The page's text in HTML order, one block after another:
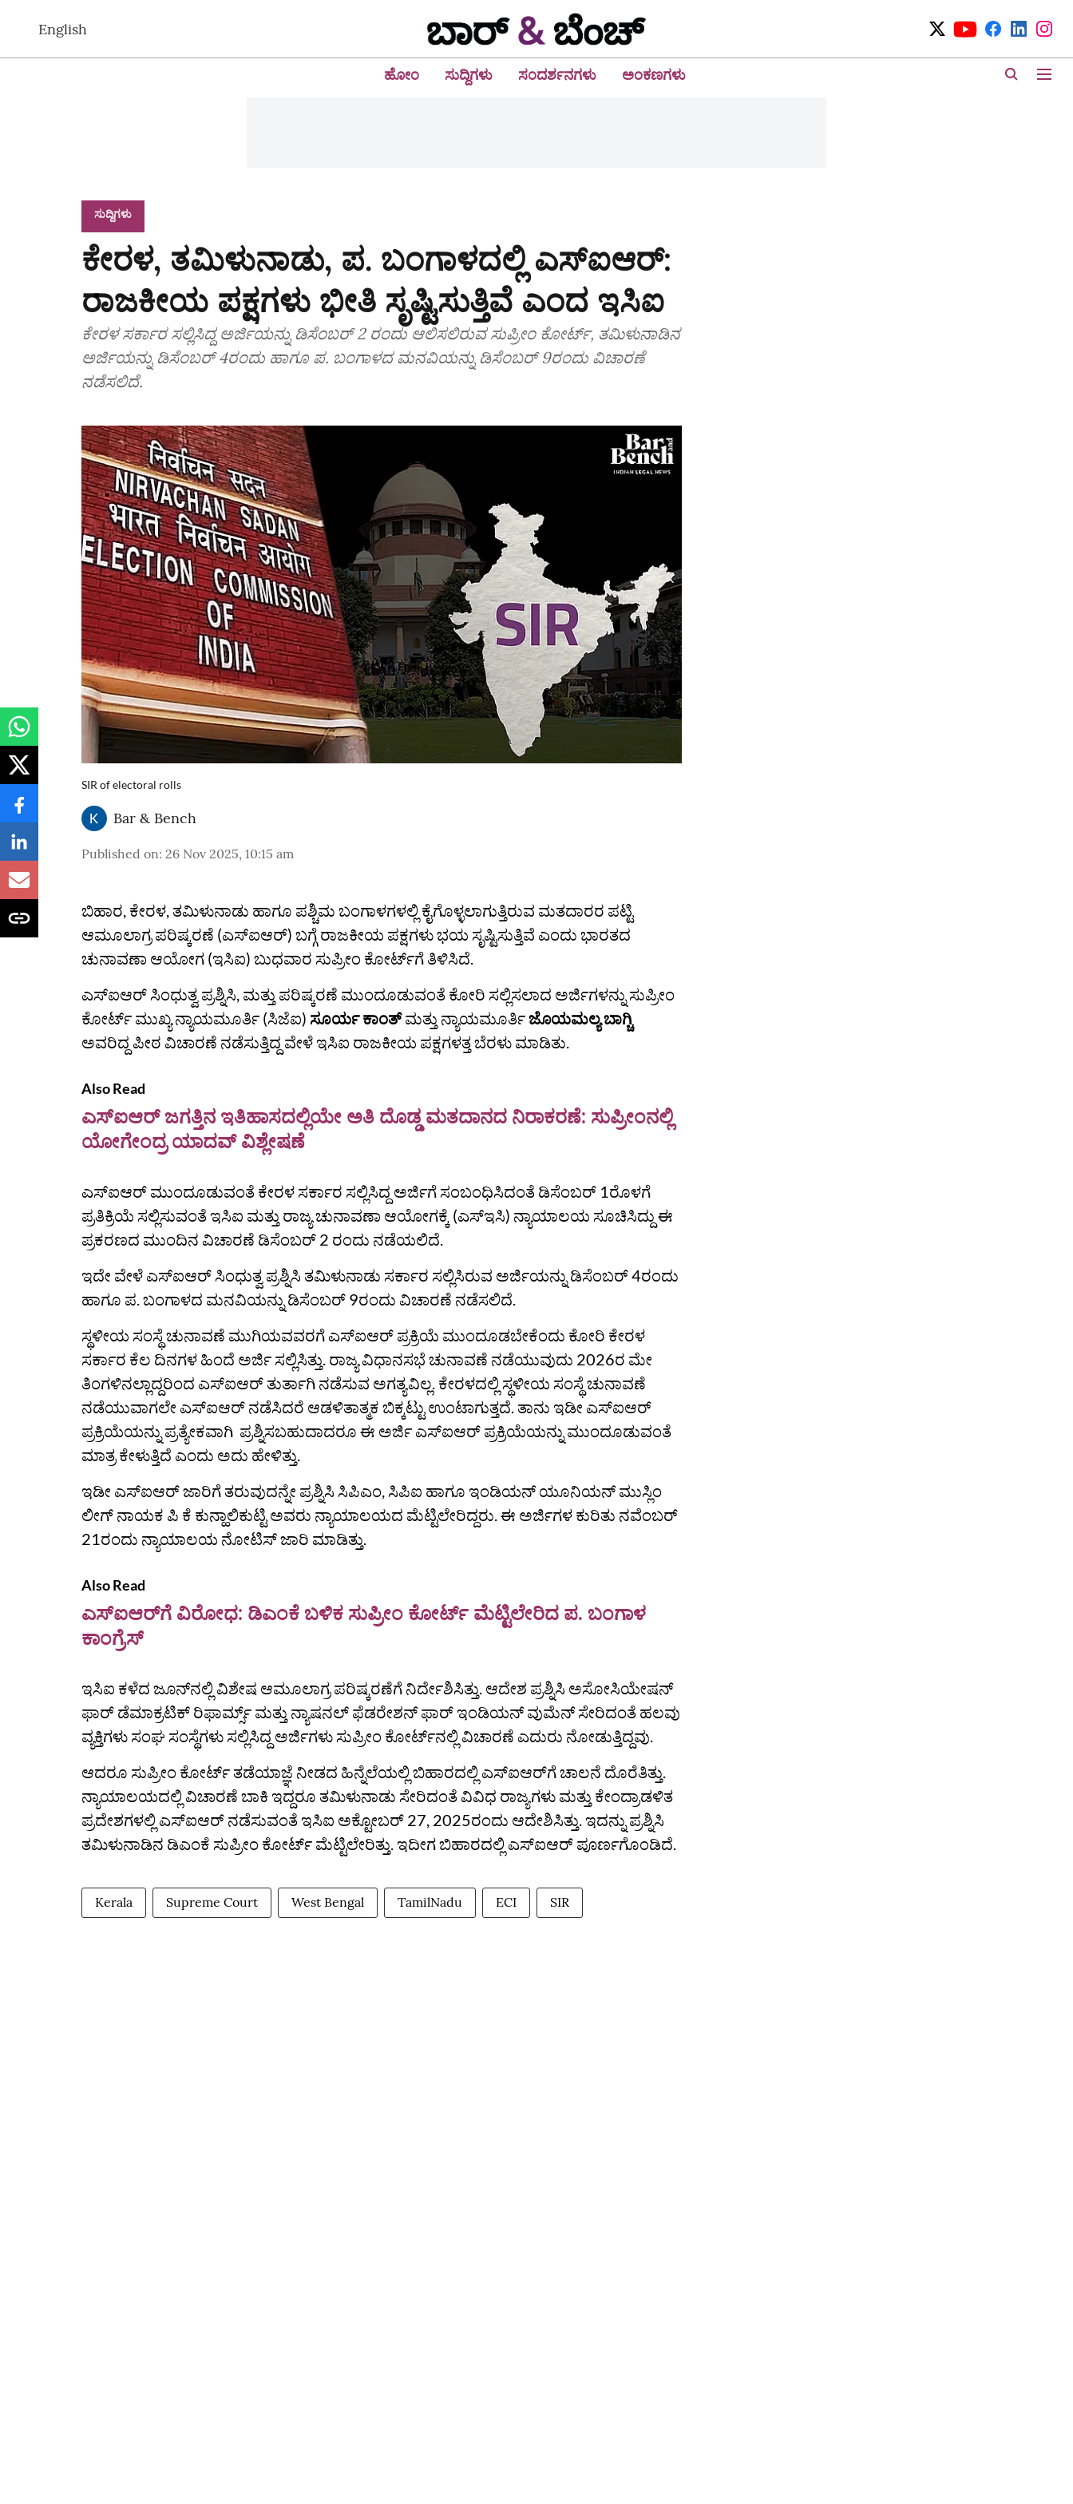
English
ಹೋಂ ಸುದ್ದಿಗಳು ಸಂದರ್ಶನಗಳು ಅಂಕಣಗಳು
ಸುದ್ದಿಗಳು
ಕೇರಳ, ತಮಿಳುನಾಡು, ಪ. ಬಂಗಾಳದಲ್ಲಿ ಎಸ್ಐಆರ್:
ರಾಜಕೀಯ ಪಕ್ಷಗಳು ಭೀತಿ ಸೃಷ್ಟಿಸುತ್ತಿವೆ ಎಂದ ಇಸಿಐ
ಕೇರಳ ಸರ್ಕಾರ ಸಲ್ಲಿಸಿದ್ದ ಅರ್ಜಿಯನ್ನು ಡಿಸೆಂಬರ್ 2 ರಂದು ಆಲಿಸಲಿರುವ ಸುಪ್ರೀಂ ಕೋರ್ಟ್, ತಮಿಳುನಾಡಿನ
ಅರ್ಜಿಯನ್ನು ಡಿಸೆಂಬರ್ 4ರಂದು ಹಾಗೂ ಪ. ಬಂಗಾಳದ ಮನವಿಯನ್ನು ಡಿಸೆಂಬರ್ 9ರಂದು ವಿಚಾರಣೆ
ನಡೆಸಲಿದೆ.
SIR of electoral rolls
Bar & Bench
Published on: 26 Nov 2025, 10:15 am
ಬಿಹಾರ, ಕೇರಳ, ತಮಿಳುನಾಡು ಹಾಗೂ ಪಶ್ಚಿಮ ಬಂಗಾಳಗಳಲ್ಲಿ ಕೈಗೊಳ್ಳಲಾಗುತ್ತಿರುವ ಮತದಾರರ ಪಟ್ಟಿ
ಆಮೂಲಾಗ್ರ ಪರಿಷ್ಕರಣೆ (ಎಸ್‌ಐಆರ್‌) ಬಗ್ಗೆ ರಾಜಕೀಯ ಪಕ್ಷಗಳು ಭಯ ಸೃಷ್ಟಿಸುತ್ತಿವೆ ಎಂದು ಭಾರತದ
ಚುನಾವಣಾ ಆಯೋಗ (ಇಸಿಐ) ಬುಧವಾರ ಸುಪ್ರೀಂ ಕೋರ್ಟ್‌ಗೆ ತಿಳಿಸಿದೆ.
ಎಸ್‌ಐಆರ್‌ ಸಿಂಧುತ್ವ ಪ್ರಶ್ನಿಸಿ, ಮತ್ತು ಪರಿಷ್ಕರಣೆ ಮುಂದೂಡುವಂತೆ ಕೋರಿ ಸಲ್ಲಿಸಲಾದ ಅರ್ಜಿಗಳನ್ನು ಸುಪ್ರೀಂ
ಕೋರ್ಟ್‌ ಮುಖ್ಯ ನ್ಯಾಯಮೂರ್ತಿ (ಸಿಜೆಐ) ಸೂರ್ಯ ಕಾಂತ್ಮತ್ತು ನ್ಯಾಯಮೂರ್ತಿಜೊಯಮಲ್ಯ ಬಾಗ್ಚಿ
ಅವರಿದ್ದ ಪೀಠ ವಿಚಾರಣೆ ನಡೆಸುತ್ತಿದ್ದ ವೇಳೆ ಇಸಿಐ ರಾಜಕೀಯ ಪಕ್ಷಗಳತ್ತ ಬೆರಳು ಮಾಡಿತು.
Also Read
ಎಸ್‌ಐಆರ್‌ ಜಗತ್ತಿನ ಇತಿಹಾಸದಲ್ಲಿಯೇ ಅತಿ ದೊಡ್ಡ ಮತದಾನದ ನಿರಾಕರಣೆ: ಸುಪ್ರೀಂನಲ್ಲಿ
ಯೋಗೇಂದ್ರ ಯಾದವ್‌ ವಿಶ್ಲೇಷಣೆ
ಎಸ್ಐಆರ್ ಮುಂದೂಡುವಂತೆ ಕೇರಳ ಸರ್ಕಾರ ಸಲ್ಲಿಸಿದ್ದ ಅರ್ಜಿಗೆ ಸಂಬಂಧಿಸಿದಂತೆ ಡಿಸೆಂಬರ್ 1ರೊಳಗೆ
ಪ್ರತಿಕ್ರಿಯೆ ಸಲ್ಲಿಸುವಂತೆ ಇಸಿಐ ಮತ್ತು ರಾಜ್ಯ ಚುನಾವಣಾ ಆಯೋಗಕ್ಕೆ (ಎಸ್ಇಸಿ) ನ್ಯಾಯಾಲಯ ಸೂಚಿಸಿದ್ದು ಈ
ಪ್ರಕರಣದ ಮುಂದಿನ ವಿಚಾರಣೆ ಡಿಸೆಂಬರ್ 2 ರಂದು ನಡೆಯಲಿದೆ.
ಇದೇ ವೇಳೆ ಎಸ್‌ಐಆರ್‌ ಸಿಂಧುತ್ವ ಪ್ರಶ್ನಿಸಿ ತಮಿಳುನಾಡು ಸರ್ಕಾರ ಸಲ್ಲಿಸಿರುವ ಅರ್ಜಿಯನ್ನು ಡಿಸೆಂಬರ್ 4ರಂದು
ಹಾಗೂ ಪ. ಬಂಗಾಳದ ಮನವಿಯನ್ನು ಡಿಸೆಂಬರ್ 9ರಂದು ವಿಚಾರಣೆ ನಡೆಸಲಿದೆ.
ಸ್ಥಳೀಯ ಸಂಸ್ಥೆ ಚುನಾವಣೆ ಮುಗಿಯವವರಗೆ ಎಸ್‌ಐಆರ್‌ ಪ್ರಕ್ರಿಯೆ ಮುಂದೂಡಬೇಕೆಂದು ಕೋರಿ ಕೇರಳ
ಸರ್ಕಾರ ಕೆಲ ದಿನಗಳ ಹಿಂದೆ ಅರ್ಜಿ ಸಲ್ಲಿಸಿತ್ತು. ರಾಜ್ಯ ವಿಧಾನಸಭೆ ಚುನಾವಣೆ ನಡೆಯುವುದು 2026ರ ಮೇ
ತಿಂಗಳಿನಲ್ಲಾದ್ದರಿಂದ ಎಸ್‌ಐಆರ್‌ ತುರ್ತಾಗಿ ನಡೆಸುವ ಅಗತ್ಯವಿಲ್ಲ. ಕೇರಳದಲ್ಲಿ ಸ್ಥಳೀಯ ಸಂಸ್ಥೆ ಚುನಾವಣೆ
ನಡೆಯುವಾಗಲೇ ಎಸ್ಐಆರ್ ನಡೆಸಿದರೆ ಆಡಳಿತಾತ್ಮಕ ಬಿಕ್ಕಟ್ಟು ಉಂಟಾಗುತ್ತದೆ. ತಾನು ಇಡೀ ಎಸ್‌ಐಆರ್‌
ಪ್ರಕ್ರಿಯೆಯನ್ನು ಪ್ರತ್ಯೇಕವಾಗಿ ಪ್ರಶ್ನಿಸಬಹುದಾದರೂ ಈ ಅರ್ಜಿ ಎಸ್‌ಐಆರ್‌ ಪ್ರಕ್ರಿಯೆಯನ್ನು ಮುಂದೂಡುವಂತೆ
ಮಾತ್ರ ಕೇಳುತ್ತಿದೆ ಎಂದು ಅದು ಹೇಳಿತ್ತು.
ಇಡೀ ಎಸ್‌ಐಆರ್‌ ಜಾರಿಗೆ ತರುವುದನ್ನೇ ಪ್ರಶ್ನಿಸಿ ಸಿಪಿಎಂ, ಸಿಪಿಐ ಹಾಗೂ ಇಂಡಿಯನ್ ಯೂನಿಯನ್ ಮುಸ್ಲಿಂ
ಲೀಗ್ ನಾಯಕ ಪಿ ಕೆ ಕುನ್ಹಾಲಿಕುಟ್ಟಿ ಅವರು ನ್ಯಾಯಾಲಯದ ಮೆಟ್ಟಿಲೇರಿದ್ದರು. ಈ ಅರ್ಜಿಗಳ ಕುರಿತು ನವೆಂಬರ್
21ರಂದು ನ್ಯಾಯಾಲಯ ನೋಟಿಸ್ ಜಾರಿ ಮಾಡಿತ್ತು.
Also Read
ಎಸ್ಐಆರ್‌ಗೆ ವಿರೋಧ: ಡಿಎಂಕೆ ಬಳಿಕ ಸುಪ್ರೀಂ ಕೋರ್ಟ್ ಮೆಟ್ಟಿಲೇರಿದ ಪ. ಬಂಗಾಳ
ಕಾಂಗ್ರೆಸ್
ಇಸಿಐ ಕಳೆದ ಜೂನ್‌ನಲ್ಲಿ ವಿಶೇಷ ಆಮೂಲಾಗ್ರ ಪರಿಷ್ಕರಣೆಗೆ ನಿರ್ದೇಶಿಸಿತ್ತು. ಆದೇಶ ಪ್ರಶ್ನಿಸಿ ಅಸೋಸಿಯೇಷನ್
ಫಾರ್ ಡೆಮಾಕ್ರಟಿಕ್ ರಿಫಾರ್ಮ್ಸ್ ಮತ್ತು ನ್ಯಾಷನಲ್ ಫೆಡರೇಶನ್ ಫಾರ್ ಇಂಡಿಯನ್ ವುಮೆನ್ ಸೇರಿದಂತೆ ಹಲವು
ವ್ಯಕ್ತಿಗಳು ಸಂಘ ಸಂಸ್ಥೆಗಳು ಸಲ್ಲಿಸಿದ್ದ ಅರ್ಜಿಗಳು ಸುಪ್ರೀಂ ಕೋರ್ಟ್‌ನಲ್ಲಿ ವಿಚಾರಣೆ ಎದುರು ನೋಡುತ್ತಿದ್ದವು.
ಆದರೂ ಸುಪ್ರೀಂ ಕೋರ್ಟ್‌ ತಡೆಯಾಜ್ಞೆ ನೀಡದ ಹಿನ್ನೆಲೆಯಲ್ಲಿ ಬಿಹಾರದಲ್ಲಿ ಎಸ್‌ಐಆರ್‌ಗೆ ಚಾಲನೆ ದೊರೆತಿತ್ತು.
ನ್ಯಾಯಾಲಯದಲ್ಲಿ ವಿಚಾರಣೆ ಬಾಕಿ ಇದ್ದರೂ ತಮಿಳುನಾಡು ಸೇರಿದಂತೆ ವಿವಿಧ ರಾಜ್ಯಗಳು ಮತ್ತು ಕೇಂದ್ರಾಡಳಿತ
ಪ್ರದೇಶಗಳಲ್ಲಿ ಎಸ್‌ಐಆರ್‌ ನಡೆಸುವಂತೆ ಇಸಿಐ ಅಕ್ಟೋಬರ್ 27, 2025ರಂದು ಆದೇಶಿಸಿತ್ತು. ಇದನ್ನು ಪ್ರಶ್ನಿಸಿ
ತಮಿಳುನಾಡಿನ ಡಿಎಂಕೆ ಸುಪ್ರೀಂ ಕೋರ್ಟ್‌ ಮೆಟ್ಟಿಲೇರಿತ್ತು. ಇದೀಗ ಬಿಹಾರದಲ್ಲಿ ಎಸ್‌ಐಆರ್‌ ಪೂರ್ಣಗೊಂಡಿದೆ.
Kerala Supreme Court West Bengal TamilNadu ECI SIR